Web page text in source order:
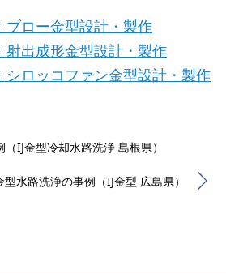
ブロー金型設計・製作
射出成形金型設計・製作
シロッコファン金型設計・製作
IJ金型冷却水路洗浄 島根県）
型水路洗浄の事例（IJ金型 広島県）